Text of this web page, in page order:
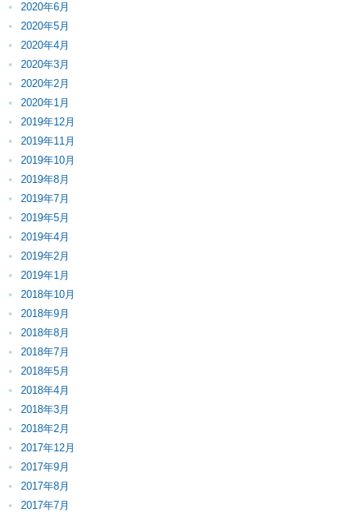
2020年6月
2020年5月
2020年4月
2020年3月
2020年2月
2020年1月
2019年12月
2019年11月
2019年10月
2019年8月
2019年7月
2019年5月
2019年4月
2019年2月
2019年1月
2018年10月
2018年9月
2018年8月
2018年7月
2018年5月
2018年4月
2018年3月
2018年2月
2017年12月
2017年9月
2017年8月
2017年7月